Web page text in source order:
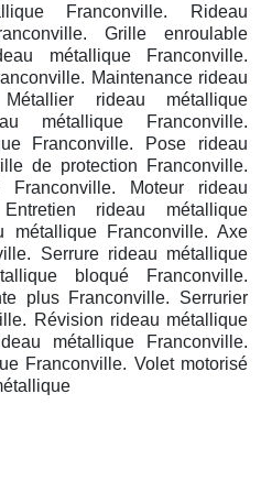
Franconville. Rideau
Grille enroulable
métallique Franconville.
Maintenance rideau
rideau métallique
métallique Franconville.
Franconville. Pose rideau
de protection Franconville.
Franconville. Moteur rideau
rideau métallique
métallique Franconville. Axe
Serrure rideau métallique
bloqué Franconville.
plus Franconville. Serrurier
Révision rideau métallique
métallique Franconville.
Franconville. Volet motorisé